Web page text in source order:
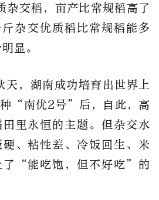
杂交稻，亩产比常规稻高了
杂交优质稻比常规稻能多
显。
，湖南成功培育出世界上
“南优2号”后，自此，高
里永恒的主题。但杂交水
、粘性差、冷饭回生、米
了“能吃饱，但不好吃”的